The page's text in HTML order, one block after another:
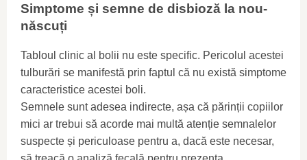
Simptome și semne de disbioză la nou-
născuți
Tabloul clinic al bolii nu este specific. Pericolul acestei
tulburări se manifestă prin faptul că nu există simptome
caracteristice acestei boli.
Semnele sunt adesea indirecte, așa că părinții copiilor
mici ar trebui să acorde mai multă atenție semnalelor
suspecte și periculoase pentru a, dacă este necesar,